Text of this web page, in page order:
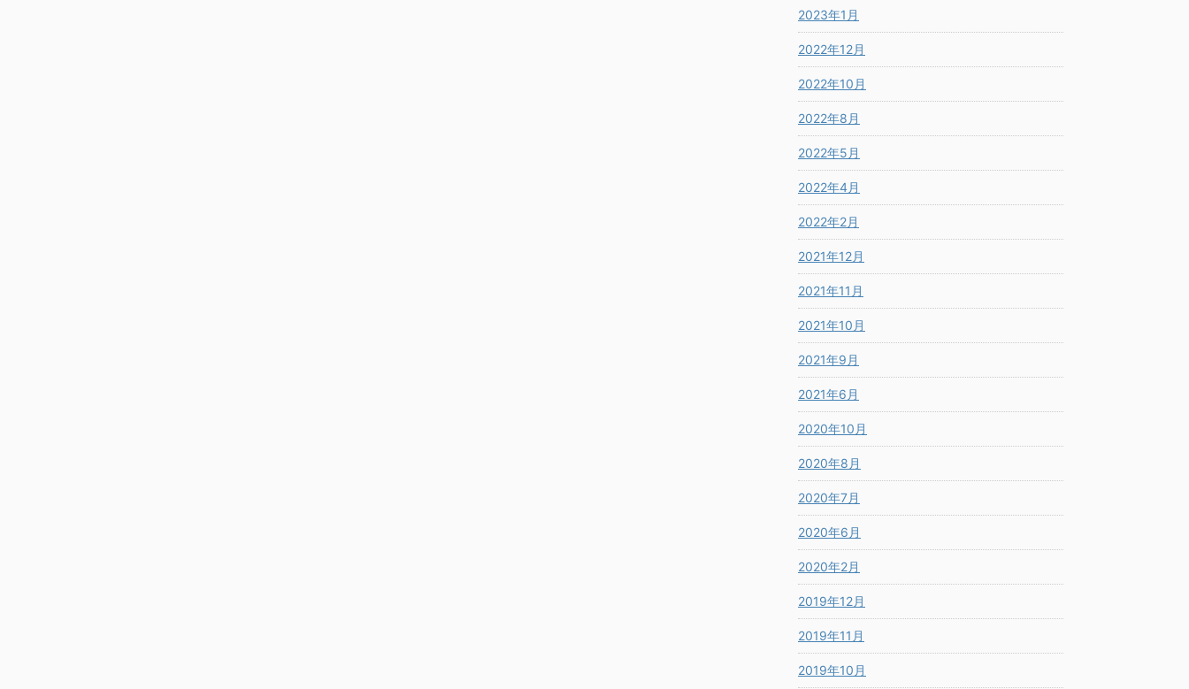
2023年1月
2022年12月
2022年10月
2022年8月
2022年5月
2022年4月
2022年2月
2021年12月
2021年11月
2021年10月
2021年9月
2021年6月
2020年10月
2020年8月
2020年7月
2020年6月
2020年2月
2019年12月
2019年11月
2019年10月